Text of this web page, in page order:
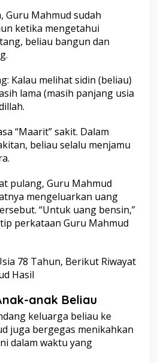
Guru Mahmud sudah
ketika mengetahui
beliau bangun dan
Kalau melihat sidin (beliau)
lama (masih panjang usia
“Maarit” sakit. Dalam
beliau selalu menjamu
pulang, Guru Mahmud
mengeluarkan uang
“Untuk uang bensin,”
perkataan Guru Mahmud
78 Tahun, Berikut Riwayat
Hasil
anak Beliau
keluarga beliau ke
juga bergegas menikahkan
dalam waktu yang